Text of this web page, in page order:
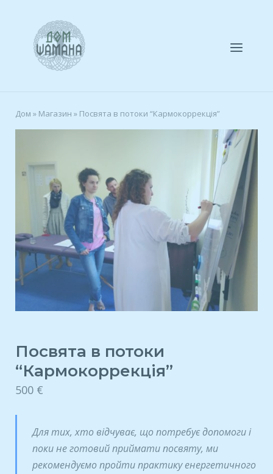
Home
Menu
Дом » Магазин » Посвята в потоки “Кармокоррекція”
Посвята в потоки
“Кармокоррекція”
500 €
Для тих, хто відчуває, що потребує допомоги і
поки не готовий приймати посвяту, ми
рекомендуємо пройти практику енергетичного